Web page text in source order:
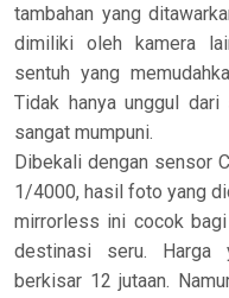
tambahan yang
dimiliki oleh kamera
sentuh yang
Tidak hanya unggul
sangat mumpuni.
Dibekali dengan sensor
1/4000, hasil foto yang
mirrorless ini cocok
destinasi seru. Harga
berkisar 12 jutaan.